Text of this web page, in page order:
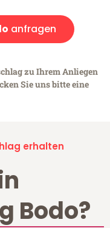
anfragen
zu Ihrem Anliegen
Sie uns bitte eine
erhalten
Bodo?